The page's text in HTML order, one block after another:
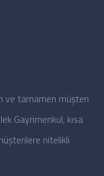
ve tamamen müşteri
Gayrimenkul, kısa
nitelikli